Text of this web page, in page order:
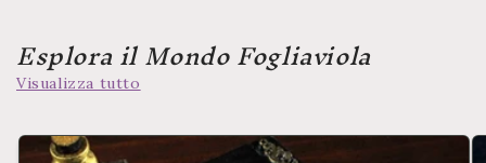
Esplora il Mondo Fogliaviola
Visualizza tutto